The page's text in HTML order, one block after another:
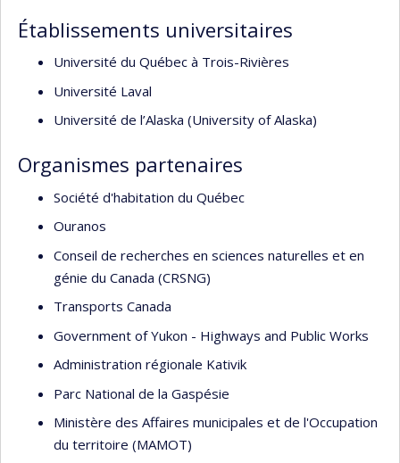
Établissements universitaires
Université du Québec à Trois-Rivières
Université Laval
Université de l’Alaska (University of Alaska)
Organismes partenaires
Société d'habitation du Québec
Ouranos
Conseil de recherches en sciences naturelles et en
génie du Canada (CRSNG)
Transports Canada
Government of Yukon - Highways and Public Works
Administration régionale Kativik
Parc National de la Gaspésie
Ministère des Affaires municipales et de l'Occupation
du territoire (MAMOT)